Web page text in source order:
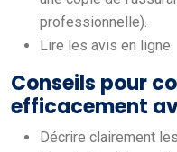
professionnelle).
Lire les avis en ligne.
Conseils pour
efficacement
Décrire clairement